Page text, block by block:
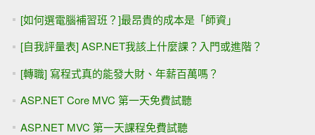
[如何選電腦補習班？]最昂貴的成本是「師資」
[自我評量表] ASP.NET我該上什麼課？入門或進階？
[轉職] 寫程式真的能發大財、年薪百萬嗎？
ASP.NET Core MVC 第一天免費試聽
ASP.NET MVC 第一天課程免費試聽